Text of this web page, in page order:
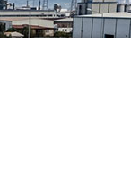
olursunuz.